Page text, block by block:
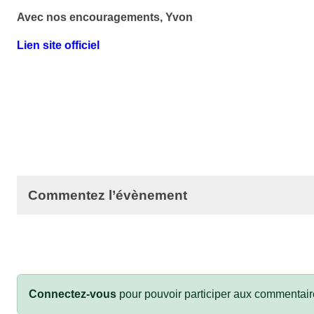
Avec nos encouragements, Yvon
Lien site officiel
Commentez l’évènement
Connectez-vous pour pouvoir participer aux